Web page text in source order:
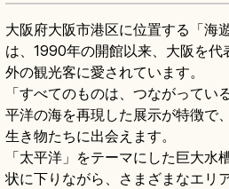
大阪府大阪市港区に位置する「海
は、1990年の開館以来、大阪を代
外の観光客に愛されています。
「すべてのものは、つながってい
平洋の海を再現した展示が特徴で
生き物たちに出会えます。
「太平洋」をテーマにした巨大水
状に下りながら、さまざまなエリ